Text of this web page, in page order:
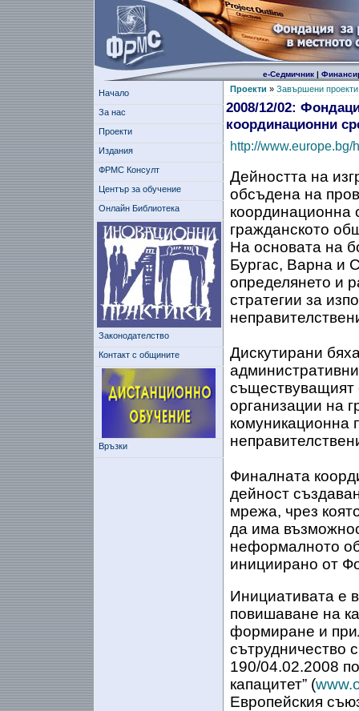
е-Седмичник|
Начало
За нас
Проекти
Издания
ФРМС Консулт
Център за обучение
Онлайн Библиотека
Законодателство
Контакт с общините
Връзки
Проекти » Завършени проекти
2008/12/02:
координационни
http://
Дейността на
обсъдена на
координационна
гражданското
На основата на
Бургас, Варна и
определянето и
стратегии за
Дискутирани
съществуващият
организации на
комуникационна
Финалната
дейност
мрежа, чрез
да има
неформалното
инициирано от
Инициативата е
повишаване на
формиране и
сътрудничество
190/04.02.2008
капацитет” (
Европейския